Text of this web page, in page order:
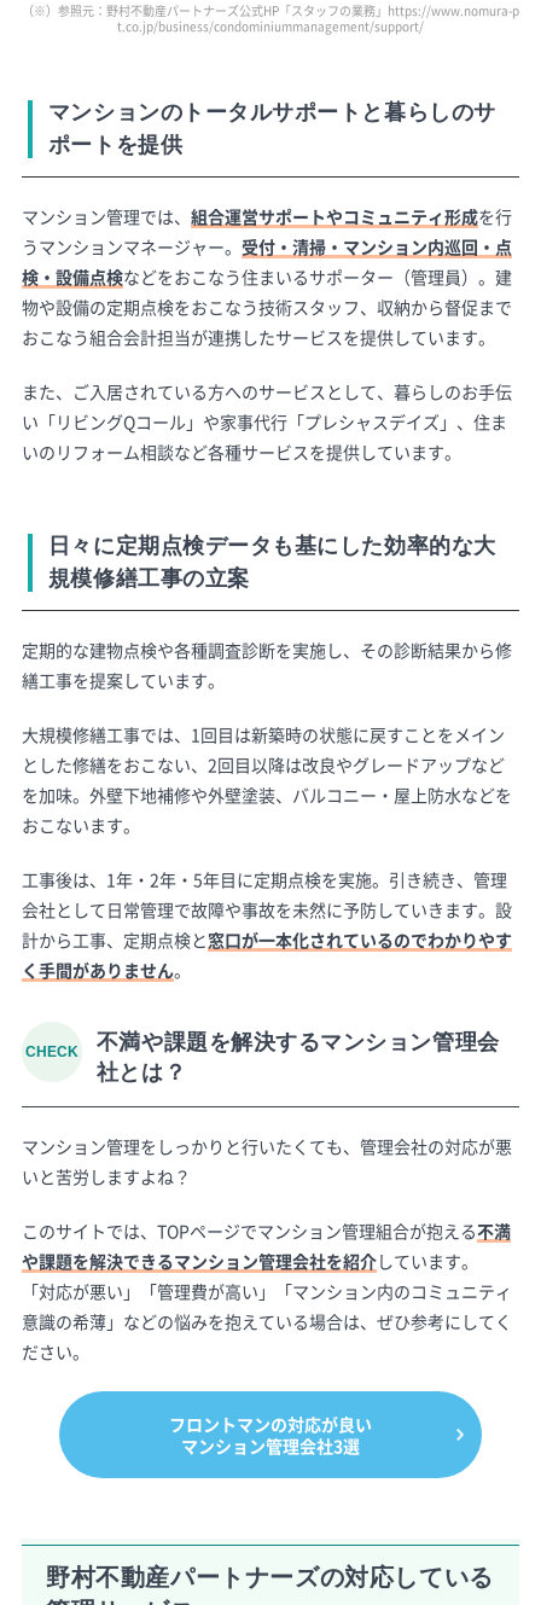
（※）参照元：野村不動産パートナーズ公式HP「スタッフの業務」 https://www.nomura-p
t.co.jp/business/condominiummanagement/support/
マンションのトータルサポートと暮らしのサ
ポートを提供
マンション管理では、 組合運営サポートやコミュニティ形成を行
うマンションマネージャー。 受付・清掃・マンション内巡回・点
検・設備点検などをおこなう住まいるサポーター（管理員）。建
物や設備の定期点検をおこなう技術スタッフ、収納から督促まで
おこなう組合会計担当が連携したサービスを提供しています。
また、ご入居されている方へのサービスとして、暮らしのお手伝
い「リビングQコール」や家事代行「プレシャスデイズ」、住ま
いのリフォーム相談など各種サービスを提供しています。
日々に定期点検データも基にした効率的な大
規模修繕工事の立案
定期的な建物点検や各種調査診断を実施し、その診断結果から修
繕工事を提案しています。
大規模修繕工事では、1回目は新築時の状態に戻すことをメイン
とした修繕をおこない、2回目以降は改良やグレードアップなど
を加味。外壁下地補修や外壁塗装、バルコニー・屋上防水などを
おこないます。
工事後は、1年・2年・5年目に定期点検を実施。引き続き、管理
会社として日常管理で故障や事故を未然に予防していきます。設
計から工事、定期点検と窓口が一本化されているのでわかりやす
く手間がありません。
不満や課題を解決するマンション管理会
社とは？
マンション管理をしっかりと行いたくても、管理会社の対応が悪
いと苦労しますよね？
このサイトでは、TOPページでマンション管理組合が抱える不満
や課題を解決できるマンション管理会社を紹介しています。
「対応が悪い」「管理費が高い」「マンション内のコミュニティ
意識の希薄」などの悩みを抱えている場合は、ぜひ参考にしてく
ださい。
フロントマンの対応が良い
マンション管理会社3選
野村不動産パートナーズの対応している